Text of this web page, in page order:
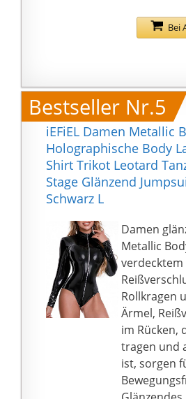
Frauen
Set Damen
Dessous
Und Leder
Sexy
Dessous
Set Damen
Schlafanzug
Dessous
Damen
Vintage
Anlass
Leichtes
Material,
angenehm
schmiegt
und
Ihre Kurven
Perfekt für
Bar,
Stripper
Bitte
Kauf
Wasser,
trocken
Bei
Bestseller Nr.5
iEFiEL Damen Metallic
Holographische Body
Shirt Trikot Leotard
Stage Glänzend
Schwarz L
Damen
Metallic
verdecktem
Rollkragen
Ärmel,
im Rücken,
tragen und
ist, sorgen